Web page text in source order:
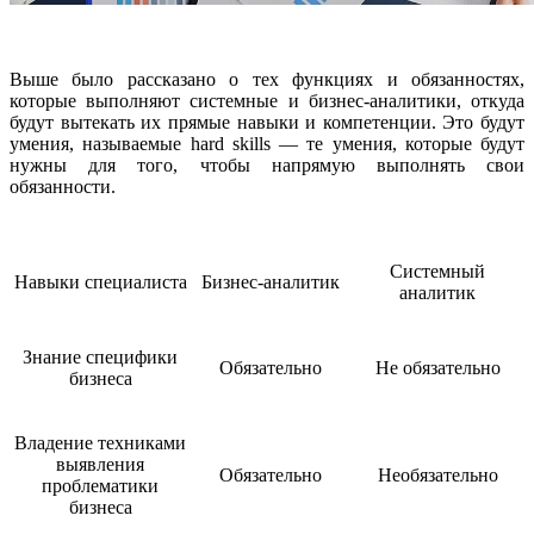
Выше было рассказано о тех функциях и обязанностях,
которые выполняют системные и бизнес-аналитики, откуда
будут вытекать их прямые навыки и компетенции. Это будут
умения, называемые hard skills — те умения, которые будут
нужны для того, чтобы напрямую выполнять свои
обязанности.
Навыки специалиста Бизнес-аналитик
Системный
аналитик
Знание специфики
бизнеса
Обязательно Не обязательно
Владение техниками
выявления
проблематики
бизнеса
Обязательно Необязательно